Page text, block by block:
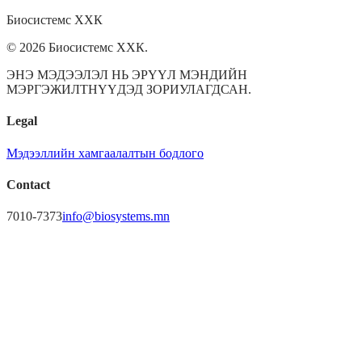
Биосистемс ХХК
© 2026 Биосистемс ХХК.
ЭНЭ МЭДЭЭЛЭЛ НЬ ЭРҮҮЛ МЭНДИЙН
МЭРГЭЖИЛТНҮҮДЭД ЗОРИУЛАГДСАН.
Legal
Мэдээллийн хамгаалалтын бодлого
Contact
7010-7373info@biosystems.mn